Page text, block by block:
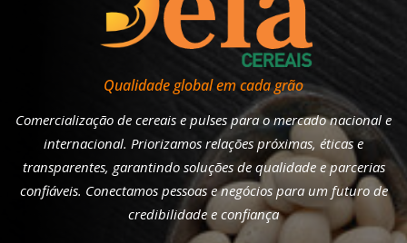
Qualidade global em cada grão
Comercialização de cereais e pulses para o mercado nacional e
internacional. Priorizamos relações próximas, éticas e
transparentes, garantindo soluções de qualidade e parcerias
confiáveis. Conectamos pessoas e negócios para um futuro de
credibilidade e confiança